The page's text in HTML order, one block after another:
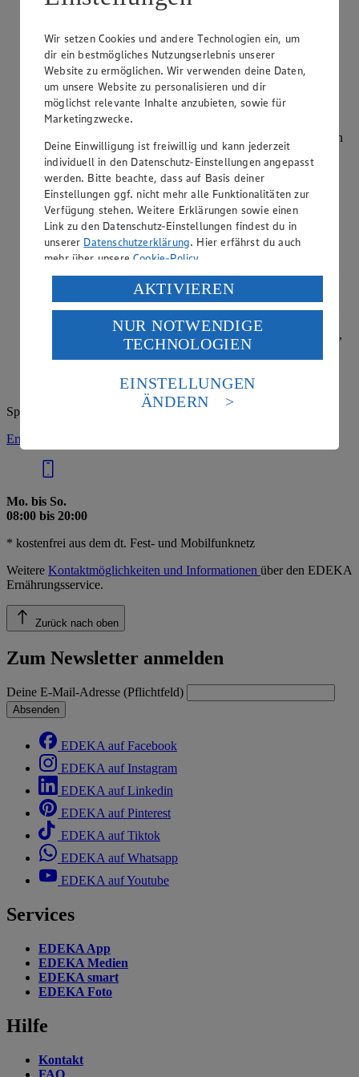
Wie macht man Rotkohl selber?
Kochen
Rotkohl lässt sich in sehr guter Qualität im Glas kaufen.
Dennoch gibt es genügend Gründe, ihn auch einmal selbst
herzustellen: Sie haben so zum Beispiel die Möglichkeit, ihn
geschmacklich genau so zuzubereiten, wie Sie ihn gerne
mögen. Entfernen Sie…
weiterlesen
Was bedeutet Beeren verlesen?
Kategorie:Kochen
Frisches Beerenobst kann schnell verderben. Um dies zu
vermeiden, sollte man die Früchte verlesen. Bei Himbeeren
bedeutet das zum Beispiel: Verschmutzungen vorsichtig
abreiben, auf weiche Stellen überprüfen, Insekten entfernen,
im Inneren nach Maden …
Spezielle Frage? Unser Ernährungsservice hilft gern:
Ernährungsservice anrufen:
Mo. bis So.
08:00 bis 20:00
* kostenfrei aus dem dt. Fest- und Mobilfunknetz
Weitere Kontaktmöglichkeiten und Informationen über den EDEKA
Ernährungsservice.
Zurück nach oben
Zum Newsletter anmelden
Deine E-Mail-Adresse (Pflichtfeld)
Absenden
EDEKA auf Facebook
EDEKA auf Instagram
EDEKA auf Linkedin
EDEKA auf Pinterest
EDEKA auf Tiktok
EDEKA auf Whatsapp
EDEKA auf Youtube
Services
EDEKA App
EDEKA Medien
EDEKA smart
EDEKA Foto
Hilfe
Kontakt
FAQ
Wir setzen Cookies und andere Technologien ein, um
dir ein bestmögliches Nutzungserlebnis unserer
Website zu ermöglichen. Wir verwenden deine Daten,
um unsere Website zu personalisieren und dir
möglichst relevante Inhalte anzubieten, sowie für
Marketingzwecke.
Deine Einwilligung ist freiwillig und kann jederzeit
individuell in den Datenschutz-Einstellungen angepasst
werden. Bitte beachte, dass auf Basis deiner
Einstellungen ggf. nicht mehr alle Funktionalitäten zur
Verfügung stehen. Weitere Erklärungen sowie einen
Link zu den Datenschutz-Einstellungen findest du in
unserer Datenschutzerklärung. Hier erfährst du auch
mehr über unsereCookie-Policy.
Verarbeitung deiner personenbezogenen Daten in den
USA durch Facebook und YouTube:
Wenn du auf „Aktivieren“ klickst, willigst du im Sinne
des Art. 49 Abs. 1 Satz 1 lit. a) DSGVO ein, dass deine
Daten in den USA verarbeitet werden. Der EuGH sieht
die USA als Land mit einem nach europäischen
Standards nicht angemessenen Datenschutzniveau an.
Es besteht das Risiko eines Zugriffs durch US-
Informationen zum Herausgeber der Seite findest du
im
AKTIVIEREN
NUR NOTWENDIGE
TECHNOLOGIEN
EINSTELLUNGEN
ÄNDERN